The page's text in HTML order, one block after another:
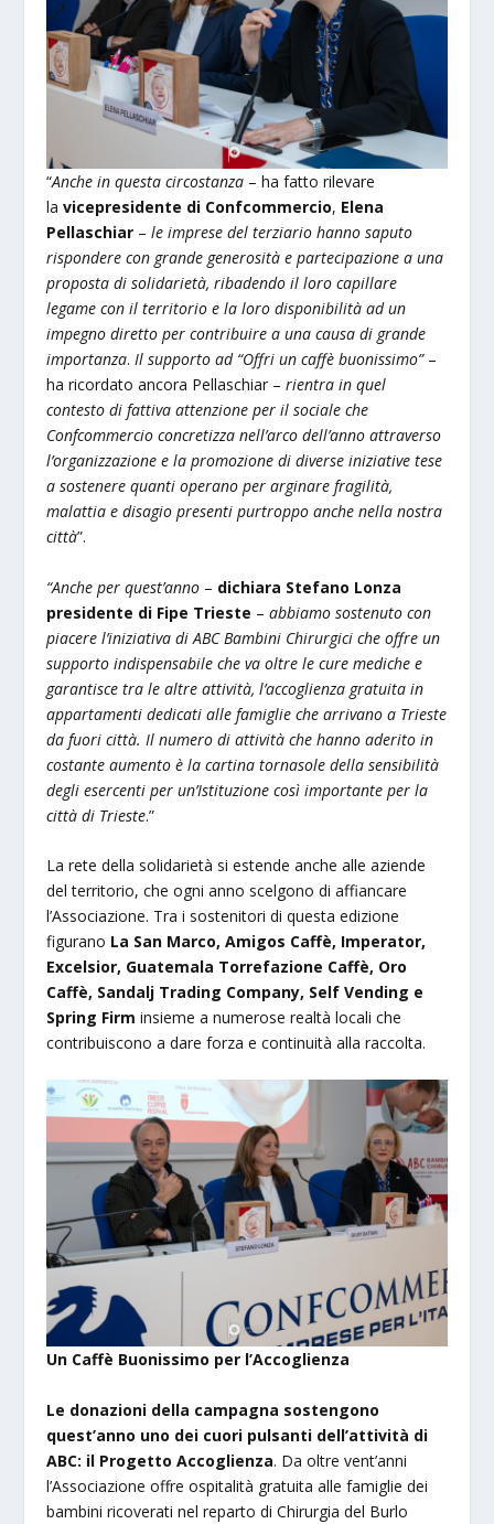
“Anche in questa circostanza – ha fatto rilevare
lavicepresidente di Confcommercio, Elena
Pellaschiar –le imprese del terziario hanno saputo
rispondere con grande generosità e partecipazione a una
proposta di solidarietà, ribadendo il loro capillare
legame con il territorio e la loro disponibilità ad un
impegno diretto per contribuire a una causa di grande
importanza.Il supporto ad “Offri un caffè buonissimo”–
ha ricordato ancora Pellaschiar –rientra in quel
contesto di fattiva attenzione per il sociale che
Confcommercio concretizza nell’arco dell’anno attraverso
l’organizzazione e la promozione di diverse iniziative tese
a sostenere quanti operano per arginare fragilità,
malattia e disagio presenti purtroppo anche nella nostra
città”.
“Anche per quest’anno – dichiara Stefano Lonza
presidente di Fipe Trieste –abbiamo sostenuto con
piacere l’iniziativa di ABC Bambini Chirurgici che offre un
supporto indispensabile che va oltre le cure mediche e
garantisce tra le altre attività, l’accoglienza gratuita in
appartamenti dedicati alle famiglie che arrivano a Trieste
da fuori città. Il numero di attività che hanno aderito in
costante aumento è la cartina tornasole della sensibilità
degli esercenti per un’Istituzione così importante per la
città di Trieste.”
La rete della solidarietà si estende anche alle aziende
del territorio, che ogni anno scelgono di affiancare
l’Associazione. Tra i sostenitori di questa edizione
figurano La San Marco, Amigos Caffè, Imperator,
Excelsior, Guatemala Torrefazione Caffè, Oro
Caffè, Sandalj Trading Company, Self Vending e
Spring Firminsieme a numerose realtà locali che
contribuiscono a dare forza e continuità alla raccolta.
Un Caffè Buonissimo per l’Accoglienza
Le donazioni della campagna sostengono
quest’anno uno dei cuori pulsanti dell’attività di
ABC: il Progetto Accoglienza. Da oltre vent’anni
l’Associazione offre ospitalità gratuita alle famiglie dei
bambini ricoverati nel reparto di Chirurgia del Burlo